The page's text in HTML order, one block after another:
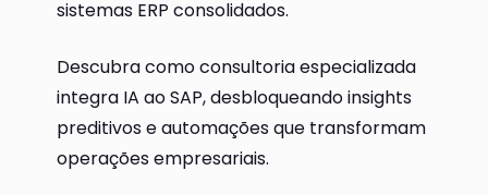
sistemas ERP consolidados.
Descubra como consultoria especializada
integra IA ao SAP, desbloqueando insights
preditivos e automações que transformam
operações empresariais.